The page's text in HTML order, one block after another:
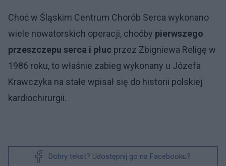
Choć w Śląskim Centrum Chorób Serca wykonano
wiele nowatorskich operacji, choćby pierwszego
przeszczepu serca i płuc przez Zbigniewa Religę w
1986 roku, to właśnie zabieg wykonany u Józefa
Krawczyka na stałe wpisał się do historii polskiej
kardiochirurgii.
Dobry tekst? Udostępnij go na Facebooku?